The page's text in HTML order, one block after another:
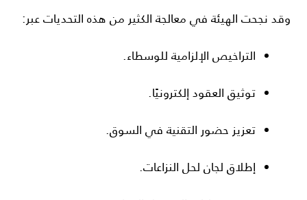
وقد نجحت الهيئة في معالجة الكثير من هذه التحديات عبر:
التراخيص الإلزامية للوسطاء.
توثيق العقود إلكترونيًا.
تعزيز حضور التقنية في السوق.
إطلاق لجان لحل النزاعات.